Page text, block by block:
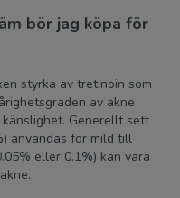
bör jag köpa för
styrka av tretinoin som
av akne
Generellt sett
användas för mild till
eller 0.1%) kan vara